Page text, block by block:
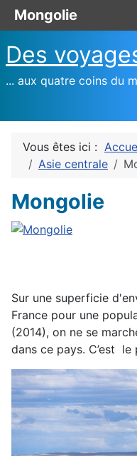
Des
... aux quatre coins du
Vous êtes ici :
Asie centrale
Mongolie
Sur une superficie
France pour une
(2014), on ne se
dans ce pays. C’est
Mongolie